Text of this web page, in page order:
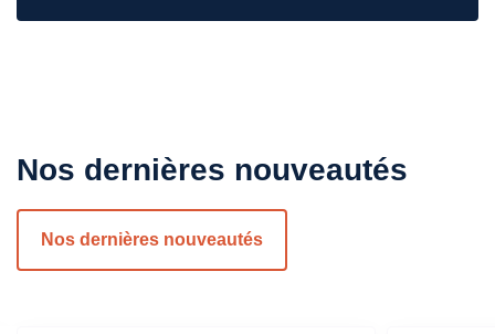
Nos dernières nouveautés
Nos dernières nouveautés